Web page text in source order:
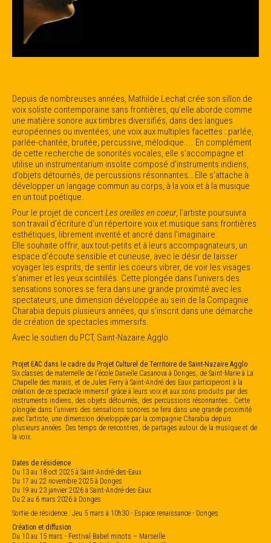
Depuis de nombreuses années, Mathilde Lechat crée son sillon de
voix soliste contemporaine sans frontières, qu’elle aborde comme
une matière sonore aux timbres diversifiés, dans des langues
européennes ou inventées, une voix aux multiples facettes : parlée,
parlée-chantée, bruitée, percussive, mélodique.... En complément
de cette recherche de sonorités vocales, elle s’accompagne et
utilise un instrumentarium insolite composé d’instruments indiens,
d’objets détournés, de percussions résonnantes… Elle s’attache à
développer un langage commun au corps, à la voix et à la musique
en un tout poétique.
Pour le projet de concertLes oreilles en coeur, l’artiste poursuivra
son travail d’écriture d’un répertoire voix et musique sans frontières
esthétiques, librement inventé et ancré dans l’imaginaire.
Elle souhaite offrir, aux tout-petits et à leurs accompagnateurs, un
espace d’écoute sensible et curieuse, avec le désir de laisser
voyager les esprits, de sentir les coeurs vibrer, de voir les visages
s’animer et les yeux scintillés. Cette plongée dans l’univers des
sensations sonores se fera dans une grande proximité avec les
spectateurs, une dimension développée au sein de la Compagnie
Charabia depuis plusieurs années, qui s’inscrit dans une démarche
de création de spectacles immersifs.
Avec le soutien du PCT, Saint-Nazaire Agglo
Projet EAC dans le cadre du Projet Culturel de Territoire de Saint-Nazaire Agglo
Six classes de maternelle de l'école Danielle Casanova à Donges, de Saint-Marie à La
Chapelle des marais, et de Jules Ferry à Saint-André des Eaux participeront à la
création de ce spectacle immersif grâce à leurs voix et aux sons produits par des
instruments indiens, des objets détournés, des percussions résonnantes… Cette
plongée dans l’univers des sensations sonores se fera dans une grande proximité
avec l’artiste, une dimension développée par la compagnie Charabia depuis
plusieurs années. Des temps de rencontres, de partages autour de la musique et de
la voix.
Dates de résidence
Du 13 au 18 oct 2025 à Saint-André-des-Eaux
Du 17 au 22 novembre 2025 à Donges
Du 19 au 23 janvier 2026 à Saint-André-des-Eaux
Du 2 au 6 mars 2026 à Donges
Sortie de résidence : Jeu 5 mars à 10h30 - Espace renaissance - Donges
Création et diffusion
Du 10 au 15 mars - Festival Babel minots – Marseille